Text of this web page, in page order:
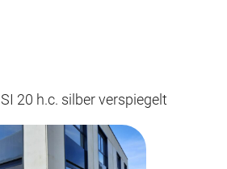
SI 20 h.c. silber verspiegelt